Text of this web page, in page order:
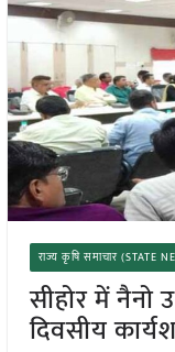
राज्य कृषि समाचार (STATE
सीहोर में नैनो
दिवसीय